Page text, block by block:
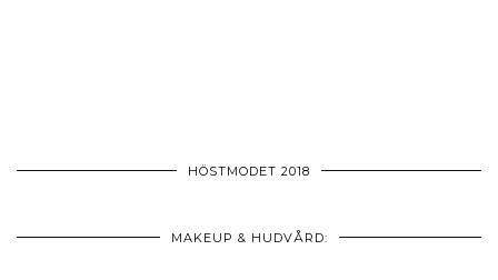
HÖSTMODET 2018
MAKEUP & HUDVÅRD: